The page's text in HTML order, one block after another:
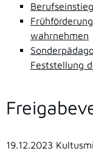
wahrnehmen
Feststellung
19.12.2023